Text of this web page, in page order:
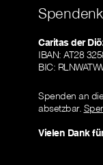
Caritas der
IBAN: AT28
BIC:
Spenden an
absetzbar.
Vielen Dank